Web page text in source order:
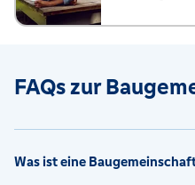
FAQs zur
Was ist eine